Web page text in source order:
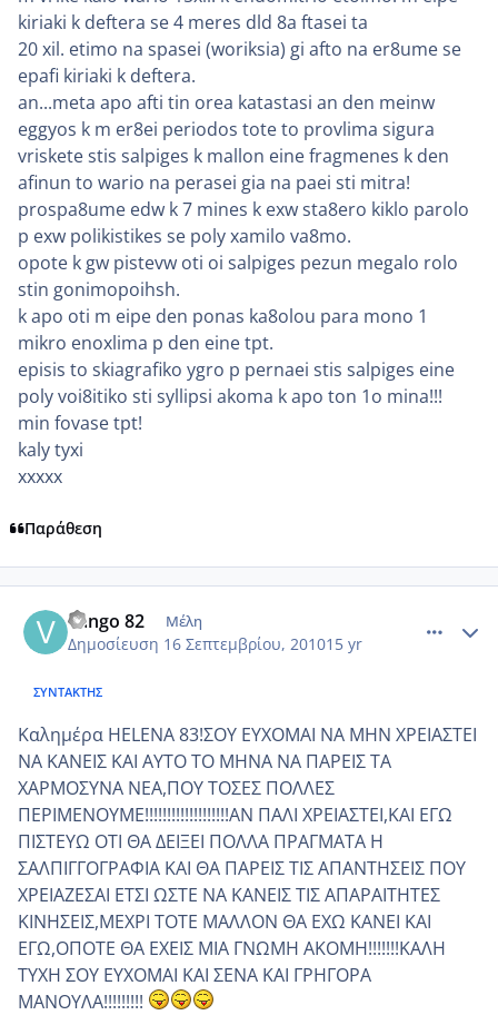
kiriaki k deftera se 4 meres dld 8a ftasei ta
20 xil. etimo na spasei (woriksia) gi afto na er8ume se
epafi kiriaki k deftera.
an...meta apo afti tin orea katastasi an den meinw
eggyos k m er8ei periodos tote to provlima sigura
vriskete stis salpiges k mallon eine fragmenes k den
afinun to wario na perasei gia na paei sti mitra!
prospa8ume edw k 7 mines k exw sta8ero kiklo parolo
p exw polikistikes se poly xamilo va8mo.
opote k gw pistevw oti oi salpiges pezun megalo rolo
stin gonimopoihsh.
k apo oti m eipe den ponas ka8olou para mono 1
mikro enoxlima p den eine tpt.
episis to skiagrafiko ygro p pernaei stis salpiges eine
poly voi8itiko sti syllipsi akoma k apo ton 1o mina!!!
min fovase tpt!
kaly tyxi
xxxxx
Παράθεση
vango 82 Μέλη
Δημοσίευση 16 Σεπτεμβρίου, 201015 yr
ΣΥΝΤΆΚΤΗΣ
Kαλημέρα HELENA 83!ΣΟΥ ΕΥΧΟΜΑΙ ΝΑ ΜΗΝ ΧΡΕΙΑΣΤΕΙ
ΝΑ ΚΑΝΕΙΣ ΚΑΙ ΑΥΤΟ ΤΟ ΜΗΝΑ ΝΑ ΠΑΡΕΙΣ ΤΑ
ΧΑΡΜΟΣΥΝΑ ΝΕΑ,ΠΟΥ ΤΟΣΕΣ ΠΟΛΛΕΣ
ΠΕΡΙΜΕΝΟΥΜΕ!!!!!!!!!!!!!!!!!!!ΑΝ ΠΑΛΙ ΧΡΕΙΑΣΤΕΙ,ΚΑΙ ΕΓΩ
ΠΙΣΤΕΥΩ ΟΤΙ ΘΑ ΔΕΙΞΕΙ ΠΟΛΛΑ ΠΡΑΓΜΑΤΑ Η
ΣΑΛΠΙΓΓΟΓΡΑΦΙΑ ΚΑΙ ΘΑ ΠΑΡΕΙΣ ΤΙΣ ΑΠΑΝΤΗΣΕΙΣ ΠΟΥ
ΧΡΕΙΑΖΕΣΑΙ ΕΤΣΙ ΩΣΤΕ ΝΑ ΚΑΝΕΙΣ ΤΙΣ ΑΠΑΡΑΙΤΗΤΕΣ
ΚΙΝΗΣΕΙΣ,ΜΕΧΡΙ ΤΟΤΕ ΜΑΛΛΟΝ ΘΑ ΕΧΩ ΚΑΝΕΙ ΚΑΙ
ΕΓΩ,ΟΠΟΤΕ ΘΑ ΕΧΕΙΣ ΜΙΑ ΓΝΩΜΗ ΑΚΟΜΗ!!!!!!!ΚΑΛΗ
ΤΥΧΗ ΣΟΥ ΕΥΧΟΜΑΙ ΚΑΙ ΣΕΝΑ ΚΑΙ ΓΡΗΓΟΡΑ
ΜΑΝΟΥΛΑ!!!!!!!!!